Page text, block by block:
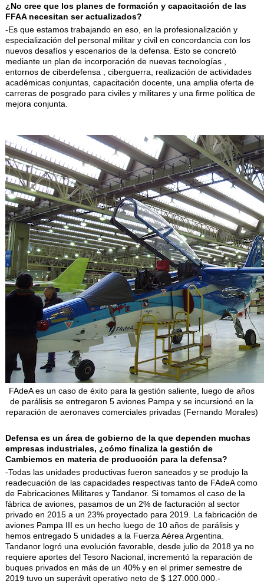
¿No cree que los planes de formación y capacitación de las
FFAA necesitan ser actualizados?
-Es que estamos trabajando en eso, en la profesionalización y
especialización del personal militar y civil en concordancia con los
nuevos desafíos y escenarios de la defensa. Esto se concretó
mediante un plan de incorporación de nuevas tecnologías ,
entornos de ciberdefensa , ciberguerra, realización de actividades
académicas conjuntas, capacitación docente, una amplia oferta de
carreras de posgrado para civiles y militares y una firme política de
mejora conjunta.
FAdeA es un caso de éxito para la gestión saliente, luego de años
de parálisis se entregaron 5 aviones Pampa y se incursionó en la
reparación de aeronaves comerciales privadas (Fernando Morales)
Defensa es un área de gobierno de la que dependen muchas
empresas industriales, ¿cómo finaliza la gestión de
Cambiemos en materia de producción para la defensa?
-Todas las unidades productivas fueron saneados y se produjo la
readecuación de las capacidades respectivas tanto de FAdeA como
de Fabricaciones Militares y Tandanor. Si tomamos el caso de la
fábrica de aviones, pasamos de un 2% de facturación al sector
privado en 2015 a un 23% proyectado para 2019. La fabricación de
aviones Pampa III es un hecho luego de 10 años de parálisis y
hemos entregado 5 unidades a la Fuerza Aérea Argentina.
Tandanor logró una evolución favorable, desde julio de 2018 ya no
requiere aportes del Tesoro Nacional, incrementó la reparación de
buques privados en más de un 40% y en el primer semestre de
2019 tuvo un superávit operativo neto de $ 127.000.000.-